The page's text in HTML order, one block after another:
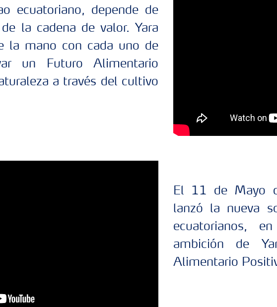
ecuatoriano, depende de
la cadena de valor. Yara
la mano con cada uno de
un Futuro Alimentario
a través del cultivo
El 11 de Mayo
lanzó la nueva
ecuatorianos,
ambición de
Alimentario